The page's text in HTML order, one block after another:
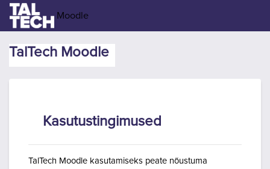
Jäta vahele peasisuni
Moodle
TalTech Moodle
Kasutustingimused
TalTech Moodle kasutamiseks peate nõustuma